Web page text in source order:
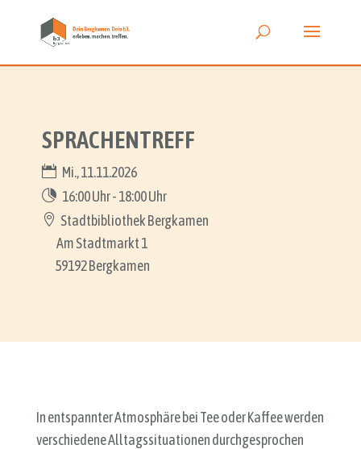
SPRACHENTREFF
Mi., 11.11.2026
16:00 Uhr - 18:00 Uhr
Stadtbibliothek Bergkamen
Am Stadtmarkt 1
59192 Bergkamen
In entspannter Atmosphäre bei Tee oder Kaffee werden
verschiedene Alltagssituationen durchgesprochen